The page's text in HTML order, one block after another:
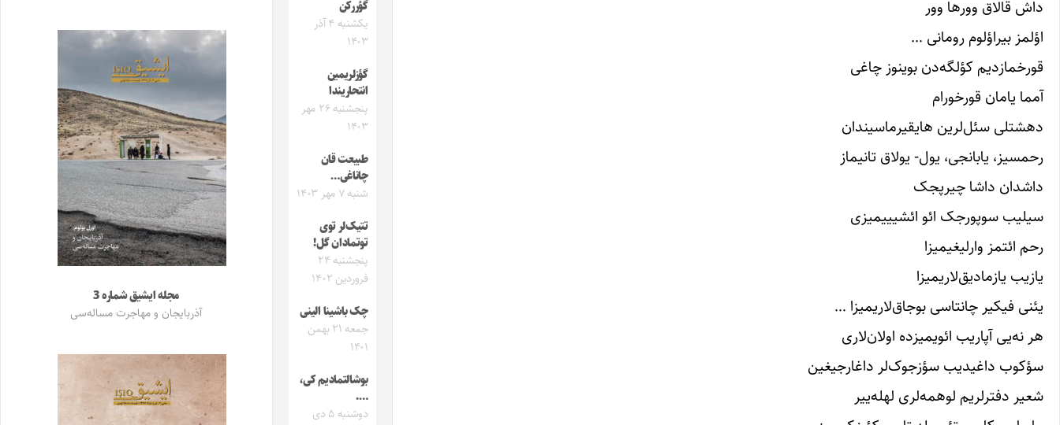
داش قالاق وورها وور
اؤلمز بیراؤلوم رومانی‌ …
قورخمازدیم کؤلگه‌دن بوینوز چاغی
آمما یامان قورخورام
دهشتلی سئل‌لرین هایقیرما‌سیندان
رحمسیز، یابانجی، یول- یولاق تانیماز
داشدان داشا چیرپجک
سیلیب سوپورجک ائو ائشیییمیزی
رحم ائتمز وارلیغیمیزا
یازیب یازمادیق‌لاریمیزا
یئنی فیکیر چانتاسی بوجاق‌‌لاریمیزا …
هر نه‌یی آپاریب ائویمیزده اولان‌‌لاری
سؤکوب داغیدیب سؤزجوک‌لر داغارجیغین
شعیر دفترلریم لوهمه‌لری لهله‌ییر
گؤررکن
یکشنبه ۴ آذر
۱۴۰۳
گؤزلریمین
انتحاریندا
پنجشنبه ۲۶ مهر
۱۴۰۳
طبیعت قان
چاناغی…
شنبه ۷ مهر ۱۴۰۳
تتیک‌لر توی
توتمادان گل!
پنجشنبه ۲۴
فروردین ۱۴۰۲
چک باشینا الینی
جمعه ۲۱ بهمن
۱۴۰۱
بوشالتمادیم کی،
….
دوشنبه ۵ دی
مجله ایشیق شماره 3
آذربایجان و مهاجرت مساله‌سی